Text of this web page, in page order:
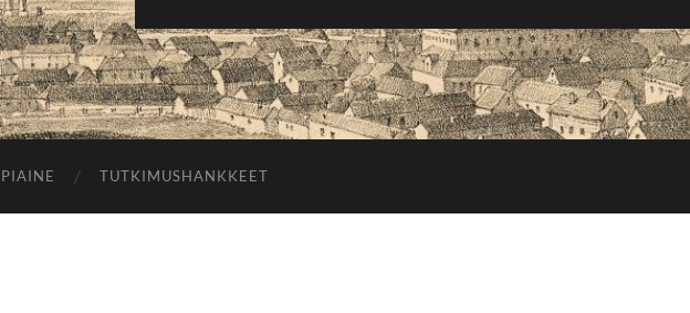
TUTKIMUSHANKKEET